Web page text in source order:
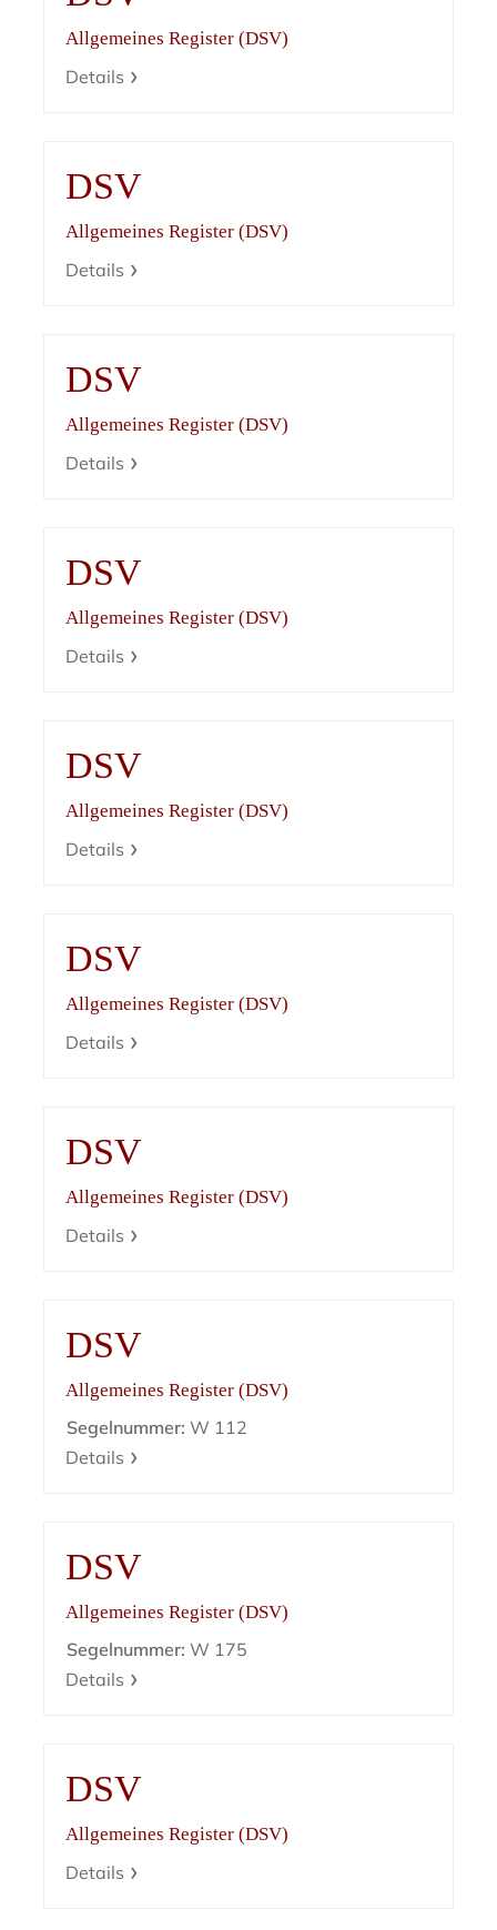
Allgemeines Register (DSV)
Details
DSV
Allgemeines Register (DSV)
Details
DSV
Allgemeines Register (DSV)
Details
DSV
Allgemeines Register (DSV)
Details
DSV
Allgemeines Register (DSV)
Details
DSV
Allgemeines Register (DSV)
Details
DSV
Allgemeines Register (DSV)
Details
DSV
Allgemeines Register (DSV)
Segelnummer: W 112
Details
DSV
Allgemeines Register (DSV)
Segelnummer: W 175
Details
DSV
Allgemeines Register (DSV)
Details